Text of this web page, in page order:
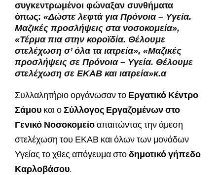
συγκεντρωμένοι φώναξαν συνθήματα
όπως: «Δώστε λεφτά για Πρόνοια – Υγεία.
Μαζικές προσλήψεις στα νοσοκομεία»,
«Τέρμα πια στην κοροϊδία. Θέλουμε
στελέχωση σ’ όλα τα ιατρεία», «Μαζικές
προσλήψεις σε Πρόνοια – Υγεία. Θέλουμε
στελέχωση σε ΕΚΑΒ και ιατρεία»κ.α
Συλλαλητήριο οργάνωσαν το Εργατικό Κέντρο
Σάμου και οΣύλλογος Εργαζομένων στο
Γενικό Νοσοκομείοαπαιτώντας την άμεση
στελέχωση του ΕΚΑΒ και όλων των μονάδων
Υγείας το χθες απόγευμα στοδημοτικό γήπεδο
Καρλοβάσου.